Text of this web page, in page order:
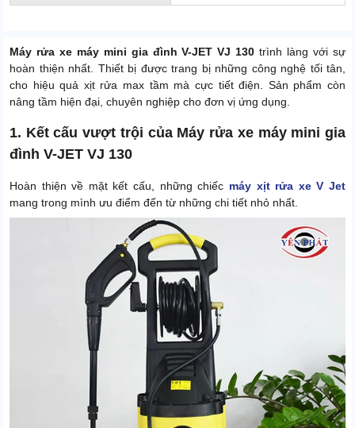
Máy rửa xe máy mini gia đình V-JET VJ 130trình làng với sự
hoàn thiện nhất. Thiết bị được trang bị những công nghệ tối tân,
cho hiệu quả xịt rửa max tầm mà cực tiết điện. Sản phẩm còn
nâng tầm hiện đại, chuyên nghiệp cho đơn vị ứng dụng.
1. Kết cấu vượt trội của Máy rửa xe máy mini gia
đình V-JET VJ 130
Hoàn thiện về mặt kết cấu, những chiếc máy xịt rửa xe V Jet
mang trong mình ưu điểm đến từ những chi tiết nhỏ nhất.